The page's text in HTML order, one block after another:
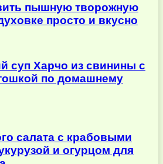
пышную творожную
просто и вкусно
суп Харчо из свинины с
по домашнему
салата с крабовыми
и огурцом для